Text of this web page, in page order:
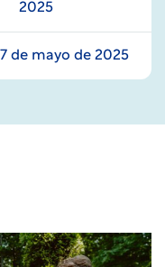
2025
7 de mayo de 2025